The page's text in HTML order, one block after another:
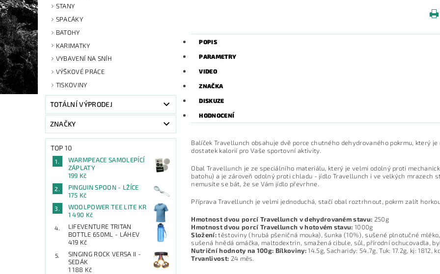
STANY
SPACÁKY
BATOHY
KARIMATKY
VYBAVENÍ NA SNÍH
VÝŠKOVÉ PRÁCE
TISKOVINY
TOTÁLNÍ VÝPRODEJ
ZNAČKY
TOP 10
WARMPEACE SAMOLEPÍCÍ
ZÁPLATY
199 Kč
PINGUIN SPOON - LŽÍCE
175 Kč
WOOLPOWER TEE LITE KR
1 490 Kč
LIFEVENTURE TRITAN
BOTTLE 650ML - LÁHEV
419 Kč
SINGING ROCK VERSA II -
SEDÁK
1 188 Kč
POPIS
PARAMETRY
VIDEO
ZNAČKA
DISKUZE
HODNOCENÍ
Balíček Travellunch obsahuje dvě porce chutného dehydrovaného pokrmu, který
dostatek kalorií pro Vaše sportovní aktivity.
Obal Travellunch je ze speciálního materiálu, který je velmi odolný proti
batohu) a je zároveň odolný proti chladu - jídlo Travellunch i ve velkých mrazech
nemusíte se bát, že se Vám jídlo převrhne.
Příprava Travellunch je velmi jednoduchá, stačí obal roztrhnout, pokrm zalít
Hmotnost dvou porcí Travellunch v dehydrovaném stavu: 250g
Hmotnost dvou porcí Travellunch v hotovém stavu: 1000g
Složení:těstoviny (hrubá pšeničná mouka), šunka (10%), sušené plnotučné
sušená hnědá omáčka, maltodextrin, smažená cibule, sůl, přírodní ochucovadla,
Nutriční hodnoty na 100g: Bílkoviny:14.5g, Sacharidy: 54.7g, Tuk: 17.2g, kj: 1812,
Trvanlivost: 24 měs.